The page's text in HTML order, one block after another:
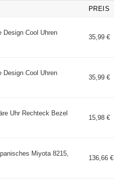
PREIS
Design Cool Uhren
35,99 €
Design Cool Uhren
35,99 €
Uhr Rechteck Bezel
15,98 €
Miyota 8215,
136,66 €